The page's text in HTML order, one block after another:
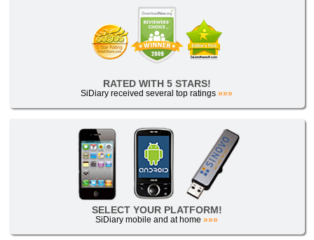
RATED WITH 5 STARS!
SiDiary received several top ratings»»»
SELECT YOUR PLATFORM!
SiDiary mobile and at home»»»